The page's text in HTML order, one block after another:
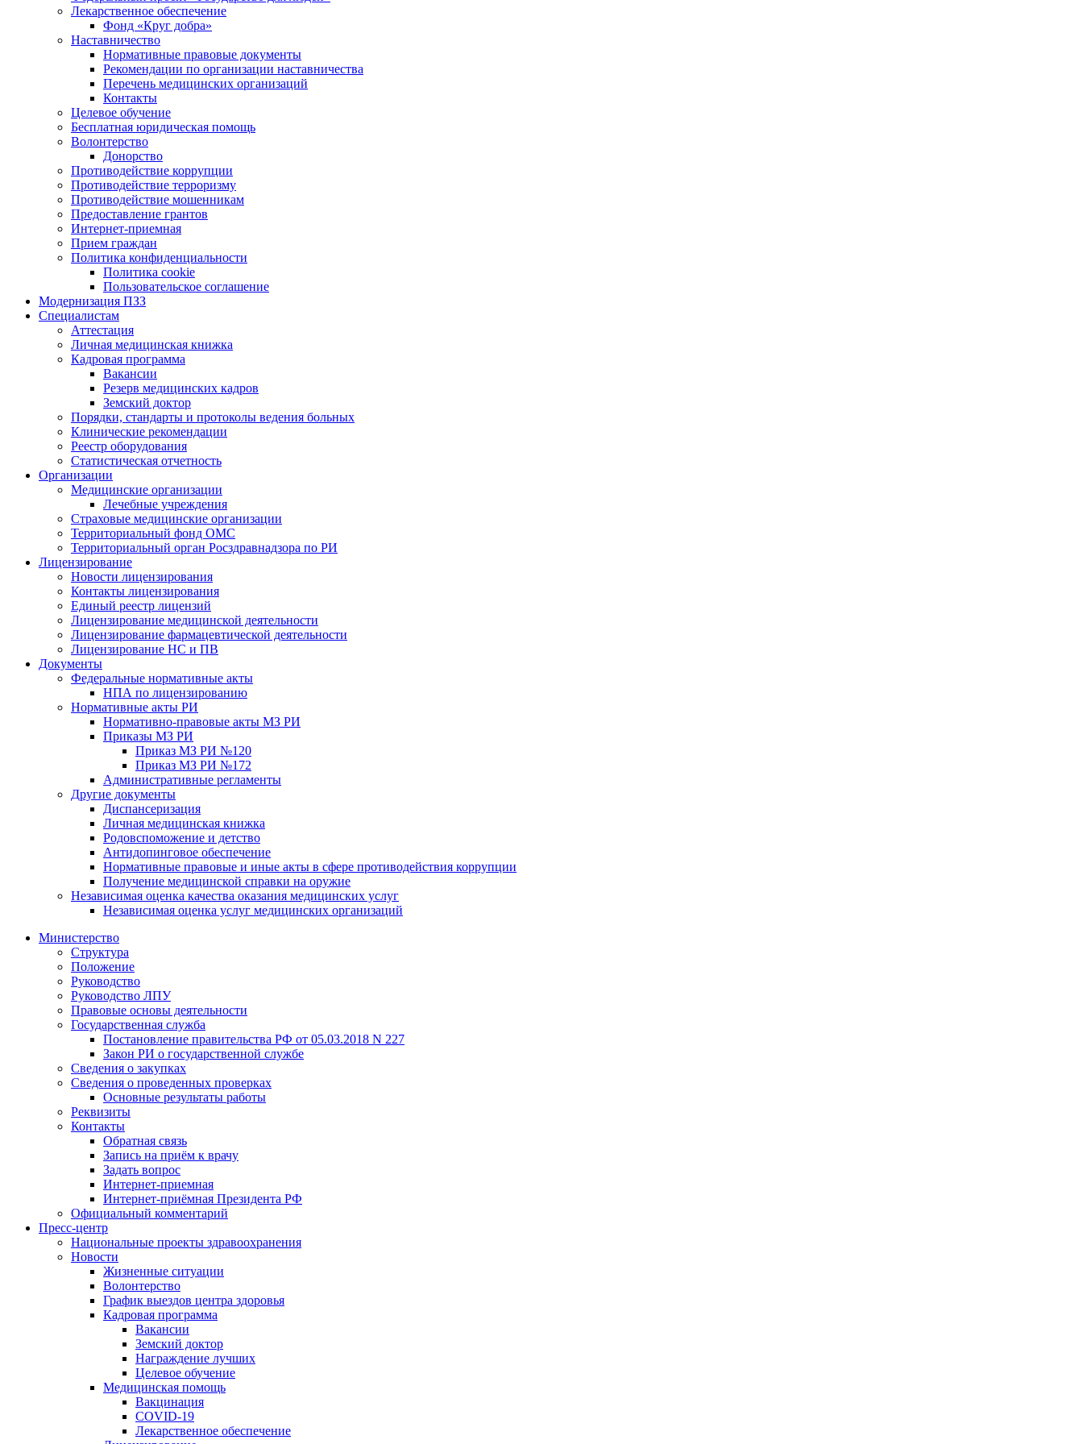
Лекарственное обеспечение
Фонд «Круг добра»
Наставничество
Нормативные правовые документы
Рекомендации по организации наставничества
Перечень медицинских организаций
Контакты
Целевое обучение
Бесплатная юридическая помощь
Волонтерство
Донорство
Противодействие коррупции
Противодействие терроризму
Противодействие мошенникам
Предоставление грантов
Интернет-приемная
Прием граждан
Политика конфиденциальности
Политика cookie
Пользовательское соглашение
Модернизация ПЗЗ
Специалистам
Аттестация
Личная медицинская книжка
Кадровая программа
Вакансии
Резерв медицинских кадров
Земский доктор
Порядки, стандарты и протоколы ведения больных
Клинические рекомендации
Реестр оборудования
Статистическая отчетность
Организации
Медицинские организации
Лечебные учреждения
Страховые медицинские организации
Территориальный фонд ОМС
Территориальный орган Росздравнадзора по РИ
Лицензирование
Новости лицензирования
Контакты лицензирования
Единый реестр лицензий
Лицензирование медицинской деятельности
Лицензирование фармацевтической деятельности
Лицензирование НС и ПВ
Документы
Федеральные нормативные акты
НПА по лицензированию
Нормативные акты РИ
Нормативно-правовые акты МЗ РИ
Приказы МЗ РИ
Приказ МЗ РИ №120
Приказ МЗ РИ №172
Административные регламенты
Другие документы
Диспансеризация
Личная медицинская книжка
Родовспоможение и детство
Антидопинговое обеспечение
Нормативные правовые и иные акты в сфере противодействия коррупции
Получение медицинской справки на оружие
Независимая оценка качества оказания медицинских услуг
Независимая оценка услуг медицинскиx организаций
Министерство
Структура
Положение
Руководство
Руководство ЛПУ
Правовые основы деятельности
Государственная служба
Постановление правительства РФ от 05.03.2018 N 227
Закон РИ о государственной службе
Сведения о закупках
Сведения о проведенных проверках
Основные результаты работы
Реквизиты
Контакты
Обратная связь
Запись на приём к врачу
Задать вопрос
Интернет-приемная
Интернет-приёмная Президента РФ
Официальный комментарий
Пресс-центр
Национальные проекты здравоохранения
Новости
Жизненные ситуации
Волонтерство
График выездов центра здоровья
Кадровая программа
Вакансии
Земский доктор
Награждение лучших
Целевое обучение
Медицинская помощь
Вакцинация
COVID-19
Лекарственное обеспечение